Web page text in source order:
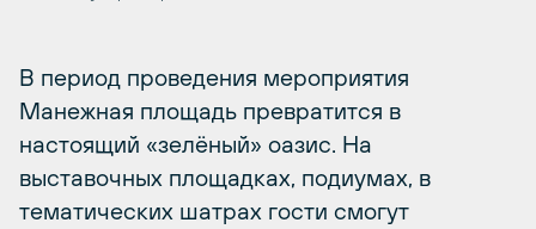
В период проведения мероприятия
Манежная площадь превратится в
настоящий «зелёный» оазис. На
выставочных площадках, подиумах, в
тематических шатрах гости смогут